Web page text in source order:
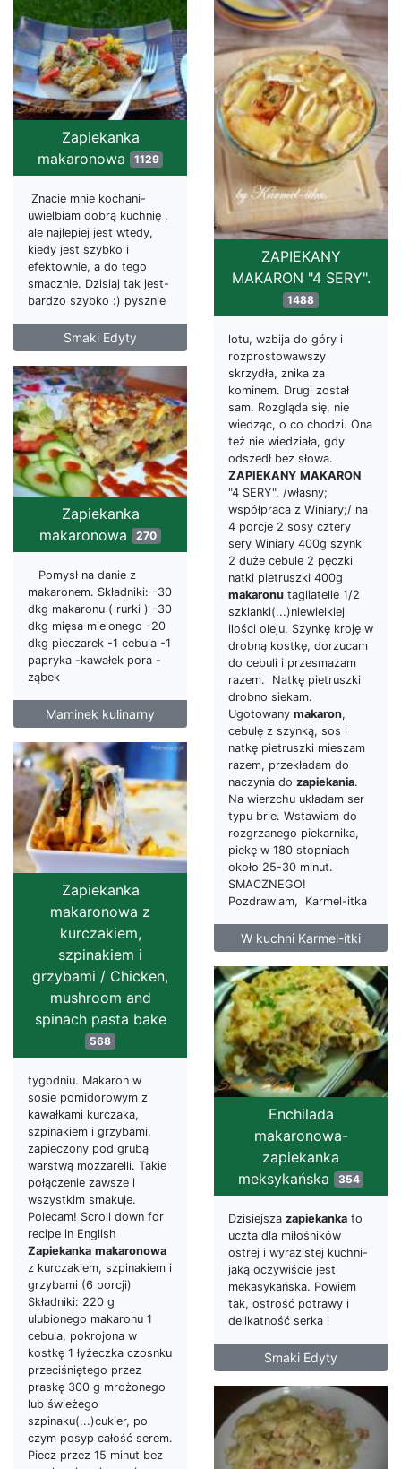
ZAPIEKANY
MAKARON "4 SERY".
1488
lotu, wzbija do góry i
rozprostowawszy
skrzydła, znika za
kominem. Drugi został
sam. Rozgląda się, nie
wiedząc, o co chodzi. Ona
też nie wiedziała, gdy
odszedł bez słowa.
ZAPIEKANY MAKARON
"4 SERY". /własny;
współpraca z Winiary;/ na
4 porcje 2 sosy cztery
sery Winiary 400g szynki
2 duże cebule 2 pęczki
natki pietruszki 400g
makaronu tagliatelle 1/2
szklanki(...)niewielkiej
ilości oleju. Szynkę kroję w
drobną kostkę, dorzucam
do cebuli i przesmażam
razem. Natkę pietruszki
drobno siekam.
Ugotowany makaron,
cebulę z szynką, sos i
natkę pietruszki mieszam
razem, przekładam do
naczynia do zapiekania.
Na wierzchu układam ser
typu brie. Wstawiam do
rozgrzanego piekarnika,
piekę w 180 stopniach
około 25-30 minut.
SMACZNEGO!
Pozdrawiam, Karmel-itka
W kuchni Karmel-itki
Zapiekanka
makaronowa
1129
Znacie mnie kochani-
uwielbiam dobrą kuchnię ,
ale najlepiej jest wtedy,
kiedy jest szybko i
efektownie, a do tego
smacznie. Dzisiaj tak jest-
bardzo szybko :) pysznie
Smaki Edyty
Zapiekanka
makaronowa 270
Pomysł na danie z
makaronem. Składniki: -30
dkg makaronu ( rurki ) -30
dkg mięsa mielonego -20
dkg pieczarek -1 cebula -1
papryka -kawałek pora -
ząbek
Maminek kulinarny
Zapiekanka
makaronowa z
kurczakiem,
szpinakiem i
grzybami / Chicken,
mushroom and
spinach pasta bake
568
tygodniu. Makaron w
sosie pomidorowym z
kawałkami kurczaka,
szpinakiem i grzybami,
zapieczony pod grubą
warstwą mozzarelli. Takie
połączenie zawsze i
wszystkim smakuje.
Polecam! Scroll down for
recipe in English
Zapiekanka makaronowa
z kurczakiem, szpinakiem i
grzybami (6 porcji)
Składniki: 220 g
ulubionego makaronu 1
cebula, pokrojona w
kostkę 1 łyżeczka czosnku
przeciśniętego przez
praskę 300 g mrożonego
lub świeżego
szpinaku(...)cukier, po
czym posyp całość serem.
Piecz przez 15 minut bez
Enchilada
makaronowa-
zapiekanka
meksykańska
354
Dzisiejsza zapiekanka to
uczta dla miłośników
ostrej i wyrazistej kuchni-
jaką oczywiście jest
mekasykańska. Powiem
tak, ostrość potrawy i
delikatność serka i
Smaki Edyty